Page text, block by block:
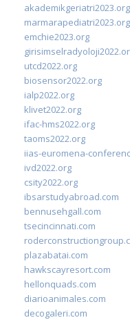
akademikgeriatri2023.org
marmarapediatri2023.org
emchie2023.org
utcd2022.org
biosensor2022.org
ialp2022.org
klivet2022.org
ifac-hms2022.org
taoms2022.org
iias-euromena-
ivd2022.org
csity2022.org
ibsarstudyabroad.com
bennusehgall.com
tsecincinnati.com
plazabatai.com
hawkscayresort.com
hellonquads.com
diarioanimales.com
decogaleri.com